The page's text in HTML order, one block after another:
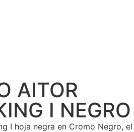
AITOR
I NEGRO
I hoja negra en Cromo Negro, el